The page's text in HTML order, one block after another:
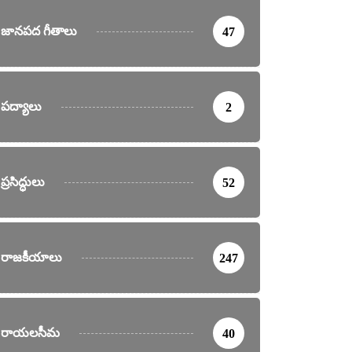
వరకు ఊరేగింపులు, ర్యాలీలకు అనుమతి లేదు
May 19, 2024
జానపద గీతాలు 47
పద్యాలు 2
ప్రసిద్ధులు 52
రాజకీయాలు 247
రాయలసీమ 40